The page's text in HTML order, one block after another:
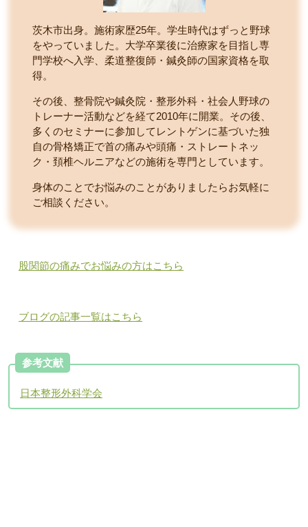
茨木市出身。施術家歴25年。学生時代はずっと野球
をやっていました。大学卒業後に治療家を目指し専
門学校へ入学、柔道整復師・鍼灸師の国家資格を取
得。
その後、整骨院や鍼灸院・整形外科・社会人野球の
トレーナー活動などを経て2010年に開業。その後、
多くのセミナーに参加してレントゲンに基づいた独
自の骨格矯正で首の痛みや頭痛・ストレートネッ
ク・頚椎ヘルニアなどの施術を専門としています。
身体のことでお悩みのことがありましたらお気軽に
ご相談ください。
股関節の痛みでお悩みの方はこちら
ブログの記事一覧はこちら
参考文献
日本整形外科学会